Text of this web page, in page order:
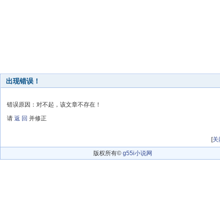
出现错误！
错误原因：对不起，该文章不存在！
请 返 回 并修正
[关
版权所有© g55i小说网